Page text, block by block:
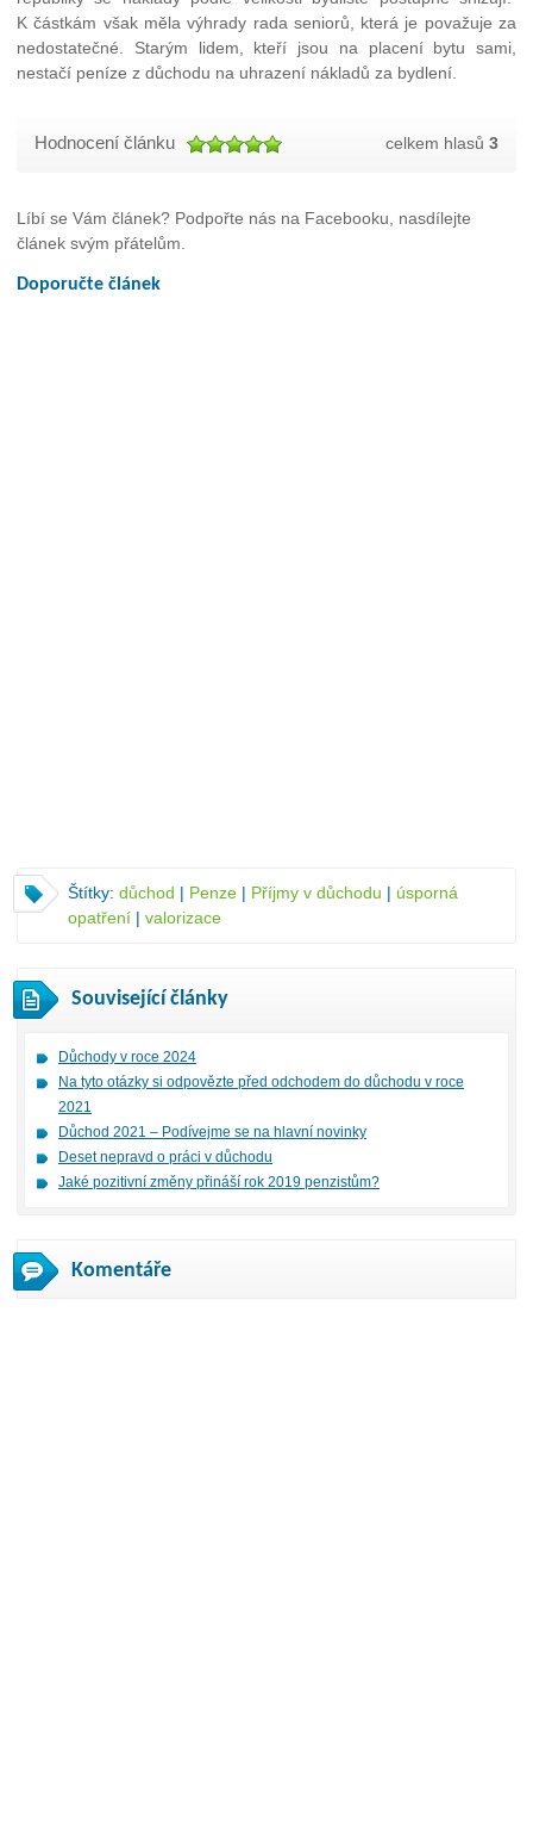
K částkám však měla výhrady rada seniorů, která je považuje za
nedostatečné. Starým lidem, kteří jsou na placení bytu sami,
nestačí peníze z důchodu na uhrazení nákladů za bydlení.
Hodnocení článku celkem hlasů 3
Líbí se Vám článek? Podpořte nás na Facebooku, nasdílejte
článek svým přátelům.
Doporučte článek
Štítky: důchod | Penze | Příjmy v důchodu | úsporná
opatření | valorizace
Související články
Důchody v roce 2024
Na tyto otázky si odpovězte před odchodem do důchodu v roce
2021
Důchod 2021 – Podívejme se na hlavní novinky
Deset nepravd o práci v důchodu
Jaké pozitivní změny přináší rok 2019 penzistům?
Komentáře